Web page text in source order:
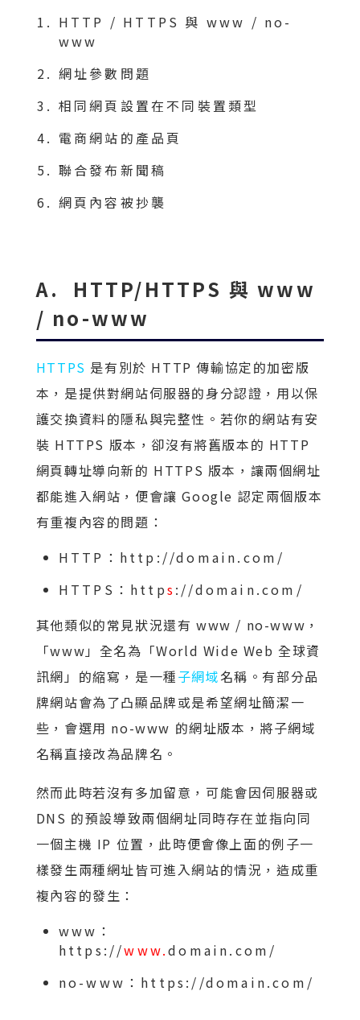
HTTP / HTTPS 與 www / no-
www
網址參數問題
相同網頁設置在不同裝置類型
電商網站的產品頁
聯合發布新聞稿
網頁內容被抄襲
A. HTTP/HTTPS 與 www
/ no-www
HTTPS 是有別於 HTTP 傳輸協定的加密版
本，是提供對網站伺服器的身分認證，用以保
護交換資料的隱私與完整性。若你的網站有安
裝 HTTPS 版本，卻沒有將舊版本的 HTTP
網頁轉址導向新的 HTTPS 版本，讓兩個網址
都能進入網站，便會讓 Google 認定兩個版本
有重複內容的問題：
HTTP：http://domain.com/
HTTPS：https://domain.com/
其他類似的常見狀況還有 www / no-www，
「www」全名為「World Wide Web 全球資
訊網」的縮寫，是一種子網域名稱。有部分品
牌網站會為了凸顯品牌或是希望網址簡潔一
些，會選用 no-www 的網址版本，將子網域
名稱直接改為品牌名。
然而此時若沒有多加留意，可能會因伺服器或
DNS 的預設導致兩個網址同時存在並指向同
一個主機 IP 位置，此時便會像上面的例子一
樣發生兩種網址皆可進入網站的情況，造成重
複內容的發生：
www：
https://www.domain.com/
no-www：https://domain.com/